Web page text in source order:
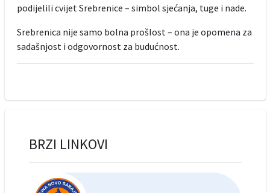
podijelili cvijet Srebrenice – simbol sjećanja, tuge i nade.
Srebrenica nije samo bolna prošlost – ona je opomena za
sadašnjost i odgovornost za budućnost.
BRZI LINKOVI